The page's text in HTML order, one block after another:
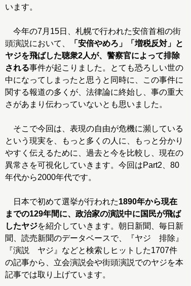
います。
今年の7月15日、札幌で行われた安倍首相の街
頭演説において、
「安倍やめろ」「増税反対」と
ヤジを飛ばした聴衆2人が、警察官によって排除
される事件が起こりました。とても恐ろしい世の
中になってしまったと思うと同時に、この事件に
関する報道の多くが、法律論に終始し、事の重大
さがあまり伝わっていないとも思いました。
そこで今回は、表現の自由が危機に瀕している
という現実を、もっと多くの人に、もっと分かり
やすく伝えるために、過去と今を比較し、現在の
異常さを可視化していきます。今回はPart2、80
年代から2000年代です。
日本で初めて選挙が行われた1890年から現在
までの129年間に、政治家の演説中に国民が飛ば
したヤジを紹介していきます。朝日新聞、毎日新
聞、読売新聞のデータベースで、『ヤジ 排除』
『演説 ヤジ』などと検索しヒットした1707件
の記事から、立会演説会や街頭演説でのヤジを本
記事では取り上げています。